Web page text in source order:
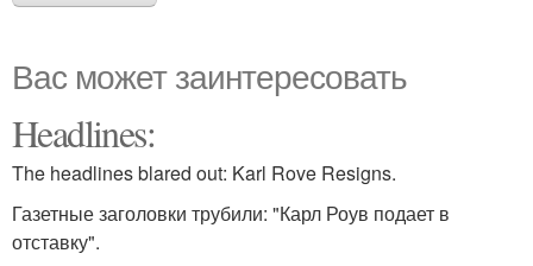
Вас может заинтересовать
Headlines:
The headlines blared out: Karl Rove Resigns.
Газетные заголовки трубили: "Карл Роув подает в
отставку".